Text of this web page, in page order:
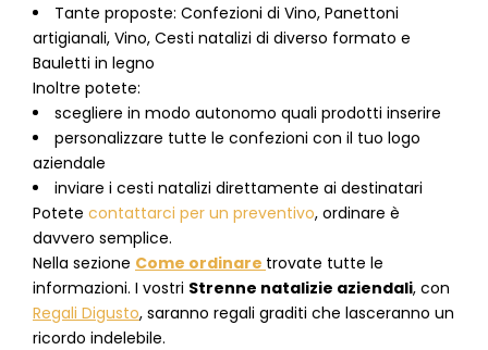
Tante proposte: Confezioni di Vino, Panettoni
artigianali, Vino, Cesti natalizi di diverso formato e
Bauletti in legno
Inoltre potete:
scegliere in modo autonomo quali prodotti inserire
personalizzare tutte le confezioni con il tuo logo
aziendale
inviare i cesti natalizi direttamente ai destinatari
Potete contattarci per un preventivo, ordinare è
davvero semplice.
Nella sezione Come ordinare trovate tutte le
informazioni. I vostri Strenne natalizie aziendali, con
Regali Digusto, saranno regali graditi che lasceranno un
ricordo indelebile.